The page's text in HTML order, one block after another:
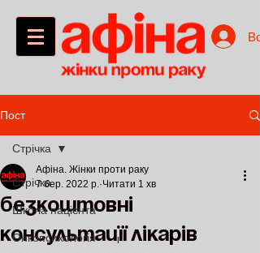
Пост
Стрічка
Школа пацієнта
Онкопсихологія
Стрічка
безкоштовні
консультації лікарів
Афіна. Жінки проти раку
7 бер. 2022 р. Читати 1 хв